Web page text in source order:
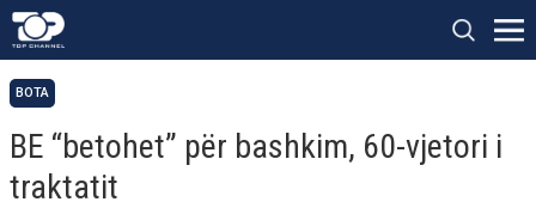
BOTA
BE “betohet” për bashkim, 60-vjetori i
traktatit